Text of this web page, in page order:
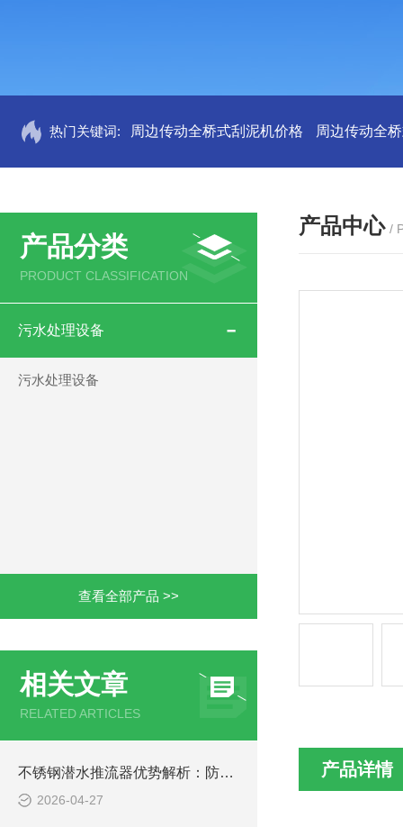
热门关键词: 周边传动全桥式刮泥机价格 周边传动全
产品分类
PRODUCT CLASSIFICATION
污水处理设备
污水处理设备
查看全部产品 >>
相关文章
RELATED ARTICLES
不锈钢潜水推流器优势解析：防腐耐用污水处理设备
2026-04-27
产品中心 /
产品详情